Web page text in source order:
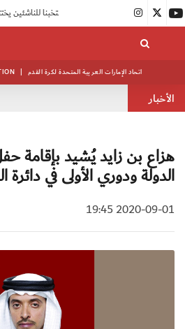
| اتحاد الإمارات العربية المتحدة لكرة القدم
الأخبار
هزاع بن زايد يُشيد بإقامة
الدولة ودوري الأولى في
2020-09-01 19:45